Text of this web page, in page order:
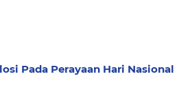
Pada Perayaan Hari Nasional